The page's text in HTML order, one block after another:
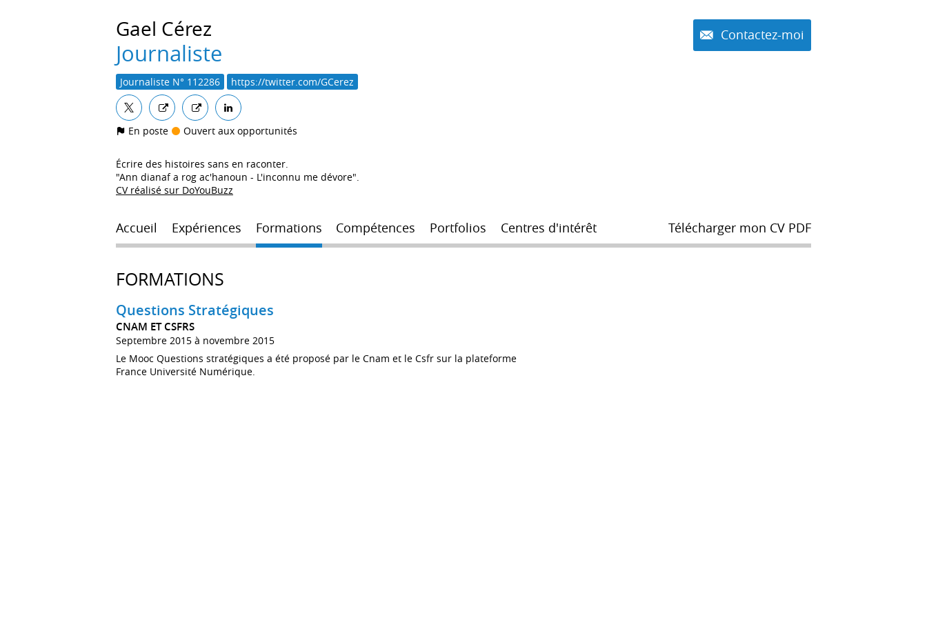
Gael Cérez
Journaliste
Journaliste N° 112286 https://twitter.com/GCerez
En poste Ouvert aux opportunités
Contactez-moi
Écrire des histoires sans en raconter.
"Ann dianaf a rog ac'hanoun - L'inconnu me dévore".
CV réalisé sur DoYouBuzz
Accueil Expériences Formations Compétences Portfolios Centres d'intérêt Télécharger mon CV PDF
FORMATIONS
Questions Stratégiques
CNAM ET CSFRS
Septembre 2015 à novembre 2015
Le Mooc Questions stratégiques a été proposé par le Cnam et le Csfr sur la plateforme
France Université Numérique.